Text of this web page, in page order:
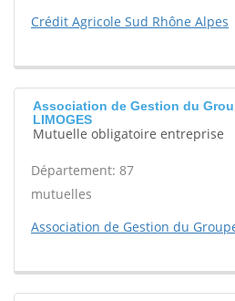
Crédit Agricole Sud Rhône Alpes
Association de Gestion du
LIMOGES
Mutuelle obligatoire entreprise
Département: 87
mutuelles
Association de Gestion du